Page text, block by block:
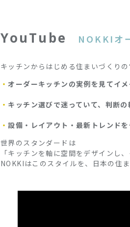
YouTube NOKKIオ
キッチンからはじめる住まいづくり
オーダーキッチンの実例を見てイ
キッチン選びで迷っていて、判断の
設備・レイアウト・最新トレンド
世界のスタンダードは
「キッチンを軸に空間をデザインし
NOKKIはこのスタイルを、日本の住